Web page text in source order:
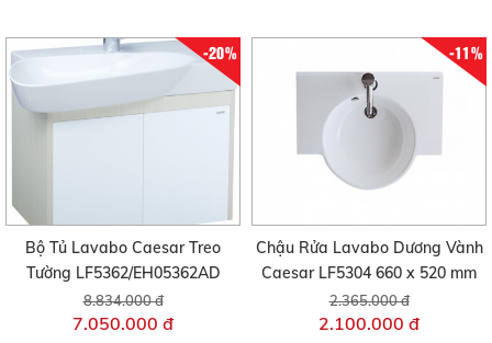
-20%
Bộ Tủ Lavabo Caesar Treo
Tường LF5362/EH05362AD
8.834.000 đ
7.050.000 đ
-11%
Chậu Rửa Lavabo Dương Vành
Caesar LF5304 660 x 520 mm
2.365.000 đ
2.100.000 đ